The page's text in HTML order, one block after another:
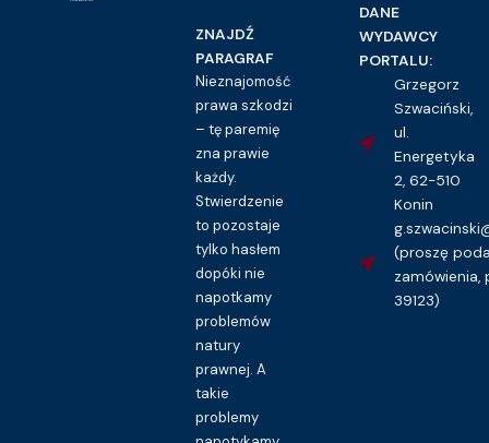
16.00
Kupuję dostęp do wzoru pisma
ZNAJDŹ
PARAGRAF
Nieznajomość
prawa szkodzi
– tę paremię
zna prawie
każdy.
Stwierdzenie
to pozostaje
tylko hasłem
dopóki nie
napotkamy
problemów
natury
prawnej. A
takie
problemy
DANE
WYDAWCY
PORTALU:
Grzegorz
Szwaciński,
ul.
Energetyka
2, 62-510
Konin
(proszę
zamówienia,
39123)